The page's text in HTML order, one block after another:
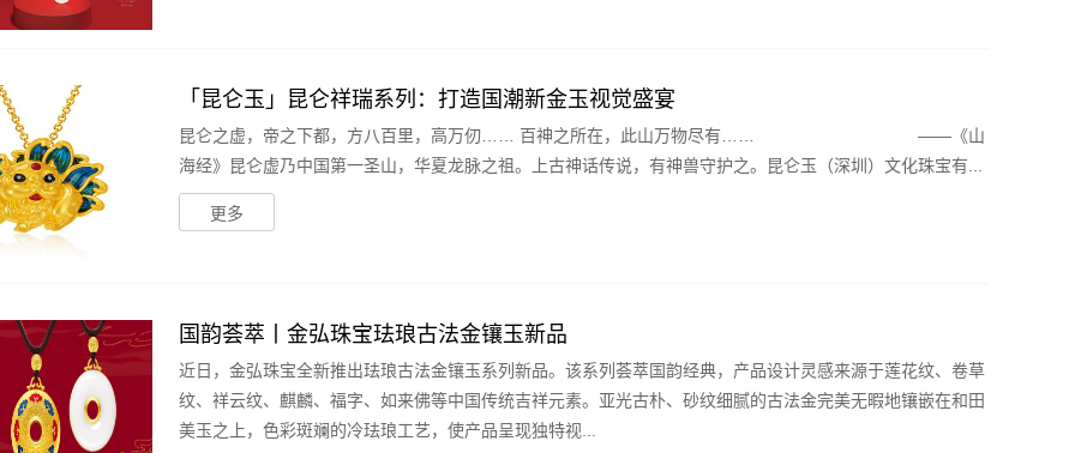
「昆仑玉」昆仑祥瑞系列：打造国潮新金玉视觉盛宴
昆仑之虚，帝之下都，方八百里，高万仞…… 百神之所在，此山万物尽有…… ——《山
海经》昆仑虚乃中国第一圣山，华夏龙脉之祖。上古神话传说，有神兽守护之。昆仑玉（深圳）文化珠宝有...
更多
国韵荟萃丨金弘珠宝珐琅古法金镶玉新品
近日，金弘珠宝全新推出珐琅古法金镶玉系列新品。该系列荟萃国韵经典，产品设计灵感来源于莲花纹、卷草
纹、祥云纹、麒麟、福字、如来佛等中国传统吉祥元素。亚光古朴、砂纹细腻的古法金完美无暇地镶嵌在和田
美玉之上，色彩斑斓的冷珐琅工艺，使产品呈现独特视...